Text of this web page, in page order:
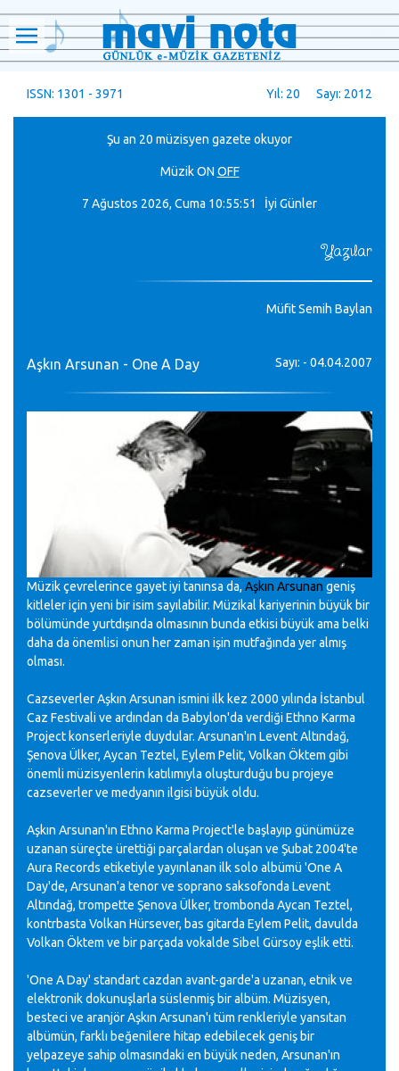
ISSN: 1301 - 3971 Yıl: 20 Sayı: 2012
Şu an 20 müzisyen gazete okuyor
MüzikON OFF
7 Ağustos 2026, Cuma 10:55:52 İyi Günler
Yazılar
Müfit Semih Baylan
Aşkın Arsunan - One A Day Sayı: - 04.04.2007
Müzik çevrelerince gayet iyi tanınsa da, Aşkın Arsunan geniş
kitleler için yeni bir isim sayılabilir. Müzikal kariyerinin büyük bir
bölümünde yurtdışında olmasının bunda etkisi büyük ama belki
daha da önemlisi onun her zaman işin mutfağında yer almış
olması.
Cazseverler Aşkın Arsunan ismini ilk kez 2000 yılında İstanbul
Caz Festivali ve ardından da Babylon'da verdiği Ethno Karma
Project konserleriyle duydular. Arsunan'ın Levent Altındağ,
Şenova Ülker, Aycan Teztel, Eylem Pelit, Volkan Öktem gibi
önemli müzisyenlerin katılımıyla oluşturduğu bu projeye
cazseverler ve medyanın ilgisi büyük oldu.
Aşkın Arsunan'ın Ethno Karma Project'le başlayıp günümüze
uzanan süreçte ürettiği parçalardan oluşan ve Şubat 2004'te
Aura Records etiketiyle yayınlanan ilk solo albümü 'One A
Day'de, Arsunan'a tenor ve soprano saksofonda Levent
Altındağ, trompette Şenova Ülker, trombonda Aycan Teztel,
kontrbasta Volkan Hürsever, bas gitarda Eylem Pelit, davulda
Volkan Öktem ve bir parçada vokalde Sibel Gürsoy eşlik etti.
'One A Day' standart cazdan avant-garde'a uzanan, etnik ve
elektronik dokunuşlarla süslenmiş bir albüm. Müzisyen,
besteci ve aranjör Aşkın Arsunan'ı tüm renkleriyle yansıtan
albümün, farklı beğenilere hitap edebilecek geniş bir
yelpazeye sahip olmasındaki en büyük neden, Arsunan'ın